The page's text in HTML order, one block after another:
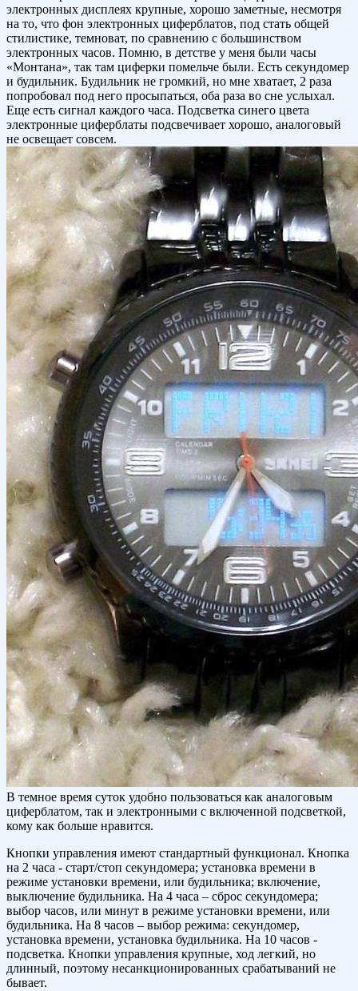
электронных дисплеях крупные, хорошо заметные, несмотря
на то, что фон электронных циферблатов, под стать общей
стилистике, темноват, по сравнению с большинством
электронных часов. Помню, в детстве у меня были часы
«Монтана», так там циферки помельче были. Есть секундомер
и будильник. Будильник не громкий, но мне хватает, 2 раза
попробовал под него просыпаться, оба раза во сне услыхал.
Еще есть сигнал каждого часа. Подсветка синего цвета
электронные циферблаты подсвечивает хорошо, аналоговый
не освещает совсем.
В темное время суток удобно пользоваться как аналоговым
циферблатом, так и электронными с включенной подсветкой,
кому как больше нравится.
Кнопки управления имеют стандартный функционал. Кнопка
на 2 часа - старт/стоп секундомера; установка времени в
режиме установки времени, или будильника; включение,
выключение будильника. На 4 часа – сброс секундомера;
выбор часов, или минут в режиме установки времени, или
будильника. На 8 часов – выбор режима: секундомер,
установка времени, установка будильника. На 10 часов -
подсветка. Кнопки управления крупные, ход легкий, но
длинный, поэтому несанкционированных срабатываний не
бывает.